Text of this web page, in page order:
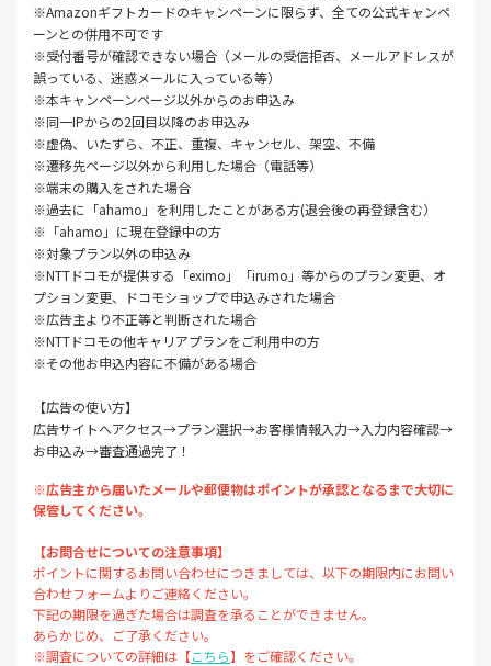
※Amazonギフトカードのキャンペーンに限らず、全ての公式キャンペ
ーンとの併用不可です
※受付番号が確認できない場合（メールの受信拒否、メールアドレスが
誤っている、迷惑メールに入っている等）
※本キャンペーンページ以外からのお申込み
※同一IPからの2回目以降のお申込み
※虚偽、いたずら、不正、重複、キャンセル、架空、不備
※遷移先ページ以外から利用した場合（電話等）
※端末の購入をされた場合
※過去に「ahamo」を利用したことがある方(退会後の再登録含む）
※「ahamo」に現在登録中の方
※対象プラン以外の申込み
※NTTドコモが提供する「eximo」「irumo」等からのプラン変更、オ
プション変更、ドコモショップで申込みされた場合
※広告主より不正等と判断された場合
※NTTドコモの他キャリアプランをご利用中の方
※その他お申込内容に不備がある場合
【広告の使い方】
広告サイトへアクセス→プラン選択→お客様情報入力→入力内容確認→
お申込み→審査通過完了！
※広告主から届いたメールや郵便物はポイントが承認となるまで大切に
保管してください。
【お問合せについての注意事項】
ポイントに関するお問い合わせにつきましては、以下の期限内にお問い
合わせフォームよりご連絡ください。
下記の期限を過ぎた場合は調査を承ることができません。
あらかじめ、ご了承ください。
※調査についての詳細は【こちら】をご確認ください。